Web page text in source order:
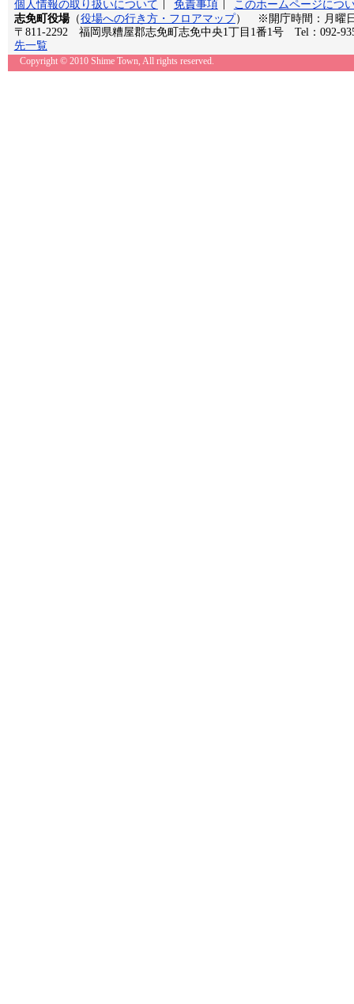
個人情報の取り扱いについて 免責事項
このホームページにつ
志免町役場（役場への行き方・フロアマップ） ※開庁時間：月曜日
〒811-2292 福岡県糟屋郡志免町志免中央1丁目1番1号 Tel：092-
先一覧
Copyright © 2010 Shime Town, All rights reserved.